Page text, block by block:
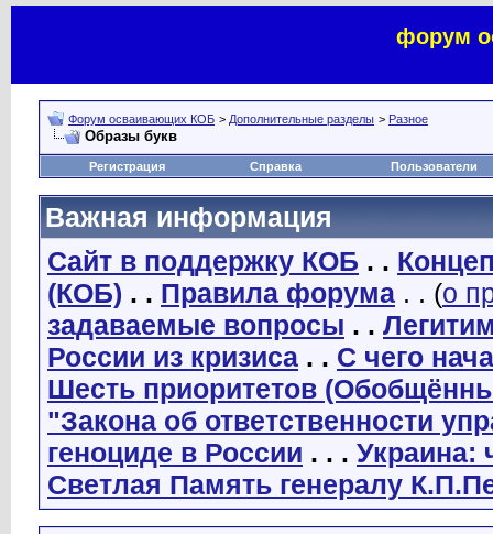
форум
Форум осваивающих КОБ > Дополнительные разделы > Разное
Образы букв
Регистрация Справка Пользователи
Важная информация
Сайт в поддержку КОБ . .
(КОБ) . . Правила форума . . (о
задаваемые вопросы . .
России из кризиса . . С чего
Шесть приоритетов
"Закона об ответственности
геноциде в России . . . Украина:
Светлая Память генералу